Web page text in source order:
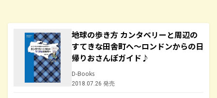
地球の歩き方 カンタベリーと周辺の
すてきな田舎町へ～ロンドンからの日
帰りおさんぽガイド♪
D-Books
2018.07.26 発売